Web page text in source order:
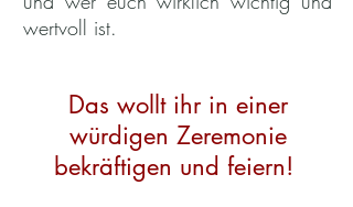
wertvoll ist.
Das wollt ihr in einer
würdigen Zeremonie
bekräftigen und feiern!